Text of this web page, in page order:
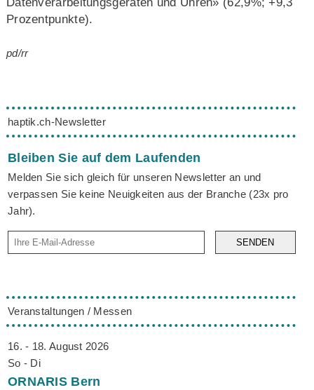
Prozentpunkte).
pd/rr
haptik.ch-Newsletter
Bleiben Sie auf dem Laufenden
Melden Sie sich gleich für unseren Newsletter an und
verpassen Sie keine Neuigkeiten aus der Branche (23x pro
Jahr).
SENDEN
Veranstaltungen / Messen
16. - 18. August 2026
So - Di
ORNARIS Bern